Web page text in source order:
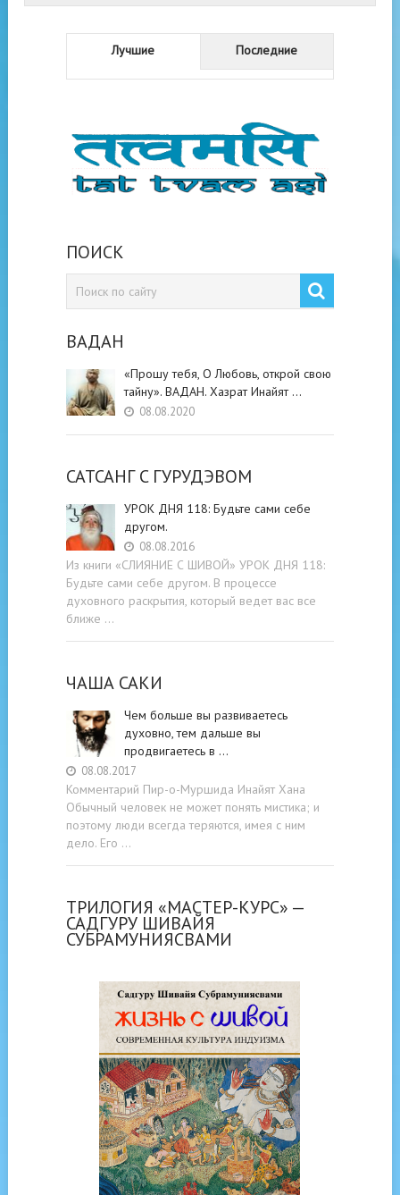
Лучшие Последние
ПОИСК
ВАДАН
«Прошу тебя, О Любовь, открой свою
тайну». ВАДАН. Хазрат Инайят …
08.08.2020
САТСАНГ C ГУРУДЭВОМ
УРОК ДНЯ 118: Будьте cами cебе
другом.
08.08.2016
Из книги «СЛИЯНИЕ С ШИВОЙ» УРОК ДНЯ 118:
Будьте cами cебе другом. В процессе
духовного раскрытия, который ведет вас все
ближе …
ЧАША САКИ
Чем больше вы развиваетесь
духовно, тем дальше вы
продвигаетесь в …
08.08.2017
Комментарий Пир-о-Муршида Инайят Хана
Обычный человек не может понять мистика; и
поэтому люди всегда теряются, имея с ним
дело. Его …
ТРИЛОГИЯ «МАСТЕР-КУРС» —
САДГУРУ ШИВАЙЯ
СУБРАМУНИЯСВАМИ